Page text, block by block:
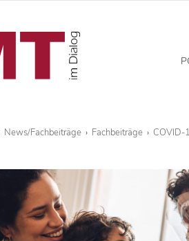
News/Fachbeiträge Fachbeiträge COVID-